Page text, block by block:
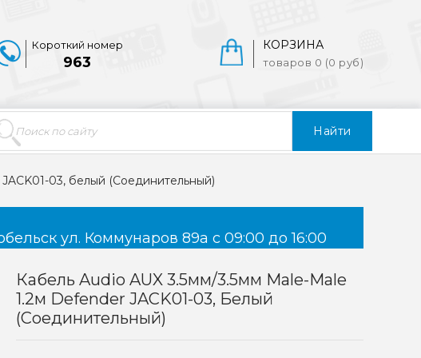
Найти
КОРЗИНА
товаров 0 (0 руб)
Короткий номер
963
03, белый (Соединительный)
ул. Коммунаров 89а с 09:00 до 16:00
Кабель Audio AUX 3.5мм/3.5мм Male-Male
1.2м Defender JACK01-03, Белый
(Соединительный)